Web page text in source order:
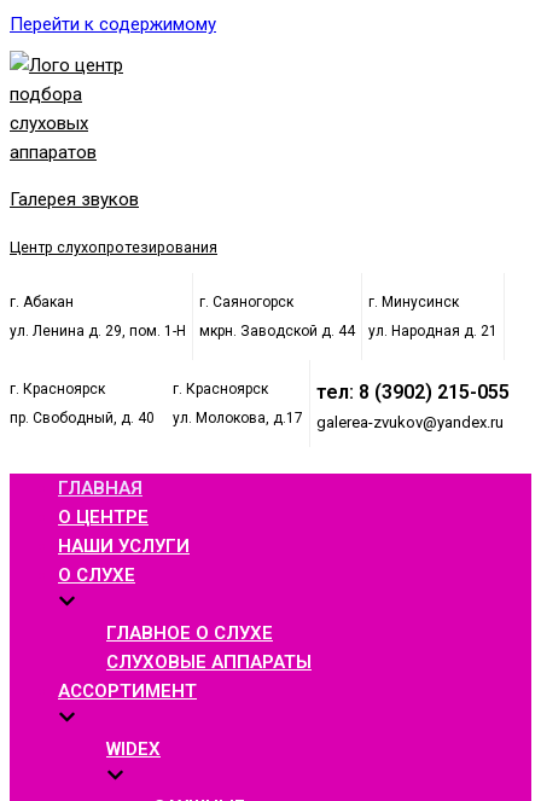
Перейти к содержимому
Галерея звуков
Центр слухопротезирования
г. Абакан
ул. Ленина д. 29, пом. 1-Н
г. Саяногорск
мкрн. Заводской д. 44
г. Минусинск
ул. Народная д. 21
г. Красноярск
пр. Свободный, д. 40
г. Красноярск
ул. Молокова, д.17
тел: 8 (3902) 215-055
galerea-zvukov@yandex.ru
ГЛАВНАЯ
О ЦЕНТРЕ
НАШИ УСЛУГИ
О СЛУХЕ
ГЛАВНОЕ О СЛУХЕ
СЛУХОВЫЕ АППАРАТЫ
АССОРТИМЕНТ
WIDEX